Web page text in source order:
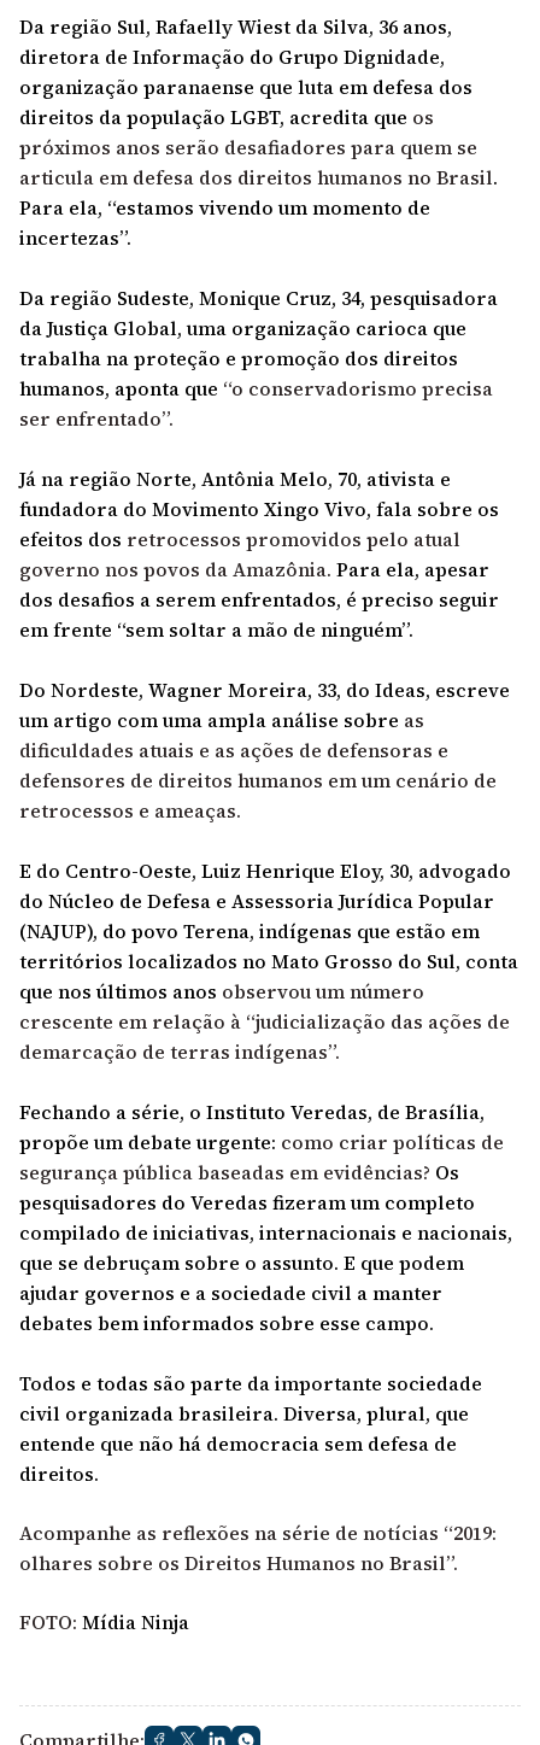
Da região Sul, Rafaelly Wiest da Silva, 36 anos,
diretora de Informação do Grupo Dignidade,
organização paranaense que luta em defesa dos
direitos da população LGBT, acredita que os
próximos anos serão desafiadores para quem se
articula em defesa dos direitos humanos no Brasil.
Para ela, “estamos vivendo um momento de
incertezas”.
Da região Sudeste, Monique Cruz, 34, pesquisadora
da Justiça Global, uma organização carioca que
trabalha na proteção e promoção dos direitos
humanos, aponta que “o conservadorismo precisa
ser enfrentado”.
Já na região Norte, Antônia Melo, 70, ativista e
fundadora do Movimento Xingo Vivo, fala sobre os
efeitos dos retrocessos promovidos pelo atual
governo nos povos da Amazônia. Para ela, apesar
dos desafios a serem enfrentados, é preciso seguir
em frente “sem soltar a mão de ninguém”.
Do Nordeste, Wagner Moreira, 33, do Ideas, escreve
um artigo com uma ampla análise sobre as
dificuldades atuais e as ações de defensoras e
defensores de direitos humanos em um cenário de
retrocessos e ameaças.
E do Centro-Oeste, Luiz Henrique Eloy, 30, advogado
do Núcleo de Defesa e Assessoria Jurídica Popular
(NAJUP), do povo Terena, indígenas que estão em
territórios localizados no Mato Grosso do Sul, conta
que nos últimos anos observou um número
crescente em relação à “judicialização das ações de
demarcação de terras indígenas”.
Fechando a série, o Instituto Veredas, de Brasília,
propõe um debate urgente: como criar políticas de
segurança pública baseadas em evidências? Os
pesquisadores do Veredas fizeram um completo
compilado de iniciativas, internacionais e nacionais,
que se debruçam sobre o assunto. E que podem
ajudar governos e a sociedade civil a manter
debates bem informados sobre esse campo.
Todos e todas são parte da importante sociedade
civil organizada brasileira. Diversa, plural, que
entende que não há democracia sem defesa de
direitos.
Acompanhe as reflexões na série de notícias “2019:
olhares sobre os Direitos Humanos no Brasil”.
FOTO: Mídia Ninja